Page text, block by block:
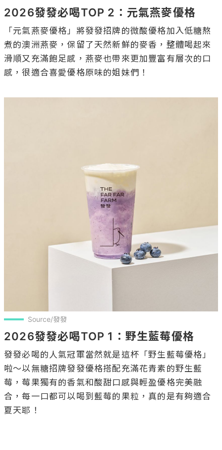
2026發發必喝TOP 2：元氣燕麥優格
「元氣燕麥優格」將發發招牌的微酸優格加入低糖熬
煮的澳洲燕麥，保留了天然新鮮的麥香，整體喝起來
滑順又充滿飽足感，燕麥也帶來更加豐富有層次的口
感，很適合喜愛優格原味的姐妹們！
Source/發發
2026發發必喝TOP 1：野生藍莓優格
發發必喝的人氣冠軍當然就是這杯「野生藍莓優格」
啦～以無糖招牌發發優格搭配充滿花青素的野生藍
莓，莓果獨有的香氣和酸甜口感與輕盈優格完美融
合，每一口都可以喝到藍莓的果粒，真的是有夠適合
夏天耶！